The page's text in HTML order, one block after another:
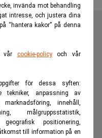
invända mot behandling
intresse, och justera dina
“hantera kakor” på denna
vår cookie-policyoch vår
för dessa syften:
tekniker, anpassning av
innehåll,
målgruppsstatistik,
positionering,
till information på en
nyhetskanal för
och